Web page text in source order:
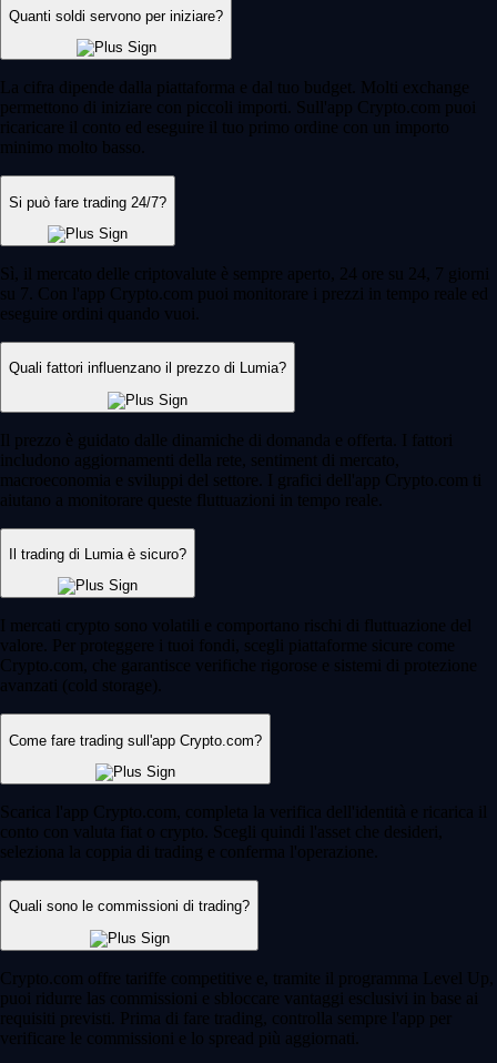
Quanti soldi servono per iniziare?
La cifra dipende dalla piattaforma e dal tuo budget. Molti exchange
permettono di iniziare con piccoli importi. Sull'app Crypto.com puoi
ricaricare il conto ed eseguire il tuo primo ordine con un importo
minimo molto basso.
Si può fare trading 24/7?
Sì, il mercato delle criptovalute è sempre aperto, 24 ore su 24, 7 giorni
su 7. Con l'app Crypto.com puoi monitorare i prezzi in tempo reale ed
eseguire ordini quando vuoi.
Quali fattori influenzano il prezzo di Lumia?
Il prezzo è guidato dalle dinamiche di domanda e offerta. I fattori
includono aggiornamenti della rete, sentiment di mercato,
macroeconomia e sviluppi del settore. I grafici dell'app Crypto.com ti
aiutano a monitorare queste fluttuazioni in tempo reale.
Il trading di Lumia è sicuro?
I mercati crypto sono volatili e comportano rischi di fluttuazione del
valore. Per proteggere i tuoi fondi, scegli piattaforme sicure come
Crypto.com, che garantisce verifiche rigorose e sistemi di protezione
avanzati (cold storage).
Come fare trading sull'app Crypto.com?
Scarica l'app Crypto.com, completa la verifica dell'identità e ricarica il
conto con valuta fiat o crypto. Scegli quindi l'asset che desideri,
seleziona la coppia di trading e conferma l'operazione.
Quali sono le commissioni di trading?
Crypto.com offre tariffe competitive e, tramite il programma Level Up,
puoi ridurre las commissioni e sbloccare vantaggi esclusivi in base ai
requisiti previsti. Prima di fare trading, controlla sempre l'app per
verificare le commissioni e lo spread più aggiornati.